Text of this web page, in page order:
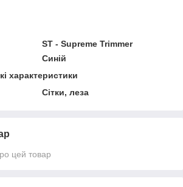
ST - Supreme Trimmer
Синій
характеристики
Сітки, леза
цей товар